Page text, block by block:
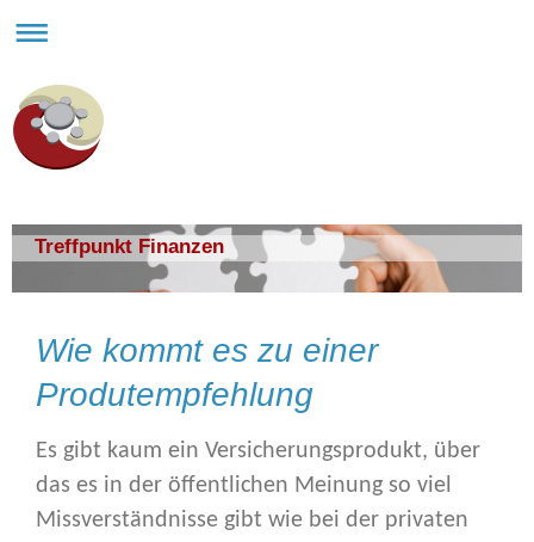
Treffpunkt Finanzen
Wie kommt es zu einer
Produtempfehlung
Es gibt kaum ein Versicherungsprodukt, über
das es in der öffentlichen Meinung so viel
Missverständnisse gibt wie bei der privaten